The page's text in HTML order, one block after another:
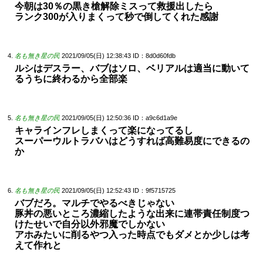
今朝は30％の黒き槍解除ミスって救援出したら
ランク300が入りまくって秒で倒してくれた感謝
名も無き星の民 2021/09/05(日) 12:38:43 ID：8d0d60fdb
ルシはデスラー、バブはソロ、ベリアルは適当に動いて
るうちに終わるから全部楽
名も無き星の民 2021/09/05(日) 12:50:36 ID：a9c6d1a9e
キャラインフレしまくって楽になってるし
スーパーウルトラバハはどうすれば高難易度にできるの
か
名も無き星の民 2021/09/05(日) 12:52:43 ID：9f5715725
バブだろ。マルチでやるべきじゃない
豚丼の悪いところ濃縮したような出来に連帯責任制度つ
けたせいで自分以外邪魔でしかない
アホみたいに削るやつ入った時点でもダメとか少しは考
えて作れと